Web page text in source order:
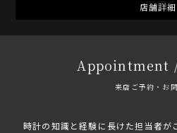
店舗詳細
Appointment
来店ご予約・お
時計の知識と経験に長けた担当者が